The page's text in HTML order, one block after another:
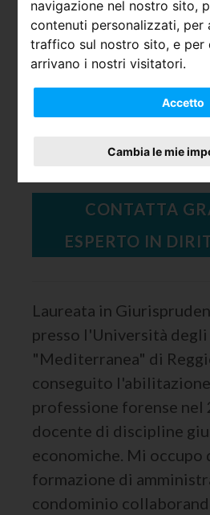
navigazione nel nostro sito,
contenuti personalizzati, per
traffico sul nostro sito, e per
arrivano i nostri visitatori.
Accetto
Cambia le mie
Avv. Sgrò
Rosaria
CONTATTA
ESPERTO IN
Laureata in
presso l'Università
"Mediterranea" di
conseguito
professione forense nel
docente di discipline
economiche. Mi occupo
formazione di
condominio